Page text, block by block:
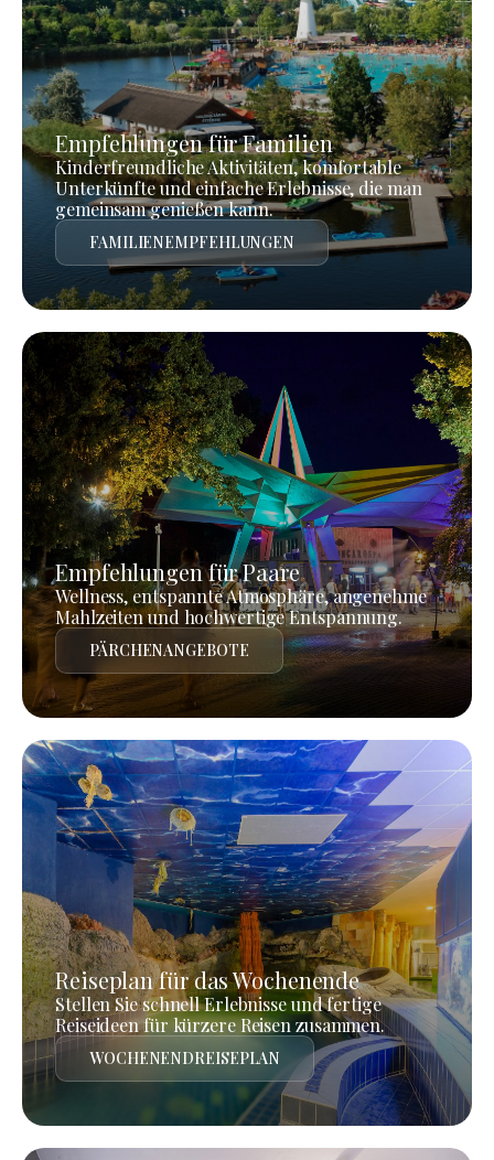
Empfehlungen für Familien
Kinderfreundliche Aktivitäten, komfortable
Unterkünfte und einfache Erlebnisse, die man
gemeinsam genießen kann.
FAMILIENEMPFEHLUNGEN
Empfehlungen für Paare
Wellness, entspannte Atmosphäre, angenehme
Mahlzeiten und hochwertige Entspannung.
PÄRCHENANGEBOTE
Reiseplan für das Wochenende
Stellen Sie schnell Erlebnisse und fertige
Reiseideen für kürzere Reisen zusammen.
WOCHENENDREISEPLAN